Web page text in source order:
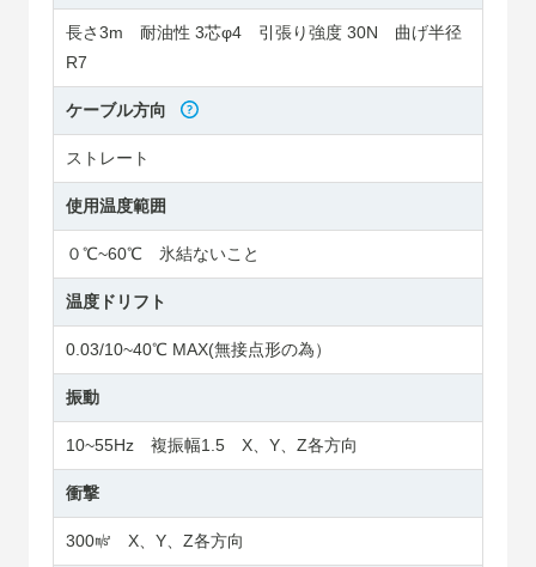
長さ3m 耐油性 3芯φ4 引張り強度 30N 曲げ半径
R7
ケーブル方向
ストレート
使用温度範囲
０℃~60℃ 氷結ないこと
温度ドリフト
0.03/10~40℃ MAX(無接点形の為）
振動
10~55Hz 複振幅1.5 X、Y、Z各方向
衝撃
300㎨ X、Y、Z各方向